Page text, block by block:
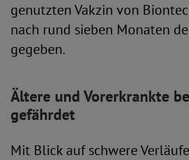
genutzten Vakzin von
nach rund sieben Monaten
gegeben.
Ältere und Vorerkrankte
gefährdet
Mit Blick auf schwere